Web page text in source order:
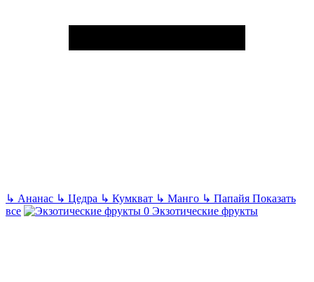
↳ Ананас ↳ Цедра ↳ Кумкват ↳ Манго ↳ Папайя Показать
все
Экзотические фрукты